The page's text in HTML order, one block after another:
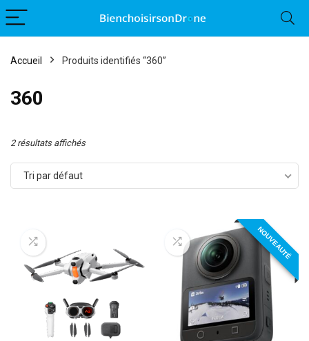
Accueil Produits identifiés “360”
360
2 résultats affichés
Tri par défaut
NOUVEAUTÉ